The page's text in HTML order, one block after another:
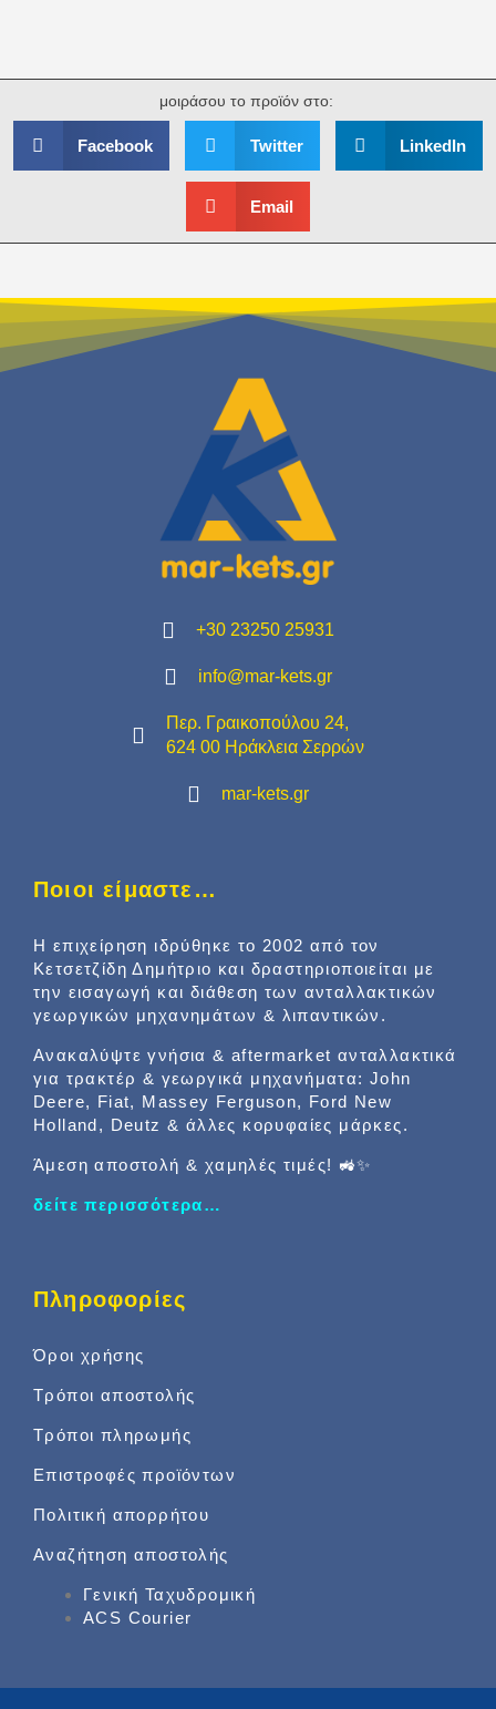
μοιράσου το προϊόν στο:
Facebook Twitter LinkedIn
Email
+30 23250 25931
info@mar-kets.gr
Περ. Γραικοπούλου 24,
624 00 Ηράκλεια Σερρών
mar-kets.gr
Ποιοι είμαστε…
Η επιχείρηση ιδρύθηκε το 2002 από τον
Κετσετζίδη Δημήτριο και δραστηριοποιείται με
την εισαγωγή και διάθεση των ανταλλακτικών
γεωργικών μηχανημάτων & λιπαντικών.
Ανακαλύψτε γνήσια & aftermarket ανταλλακτικά
για τρακτέρ & γεωργικά μηχανήματα: John
Deere, Fiat, Massey Ferguson, Ford New
Holland, Deutz & άλλες κορυφαίες μάρκες.
Άμεση αποστολή & χαμηλές τιμές! 🚜✨
δείτε περισσότερα…
Πληροφορίες
Όροι χρήσης
Τρόποι αποστολής
Τρόποι πληρωμής
Επιστροφές προϊόντων
Πολιτική απορρήτου
Αναζήτηση αποστολής
Γενική Ταχυδρομική
ACS Courier